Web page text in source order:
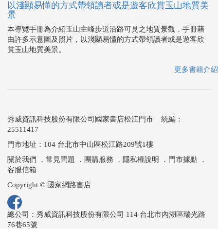
以淺顯易懂的方式帶領讀者或是遊客欣賞玉山地質美
景
本導覽手冊為介紹玉山主峰步道沿路可見之地質景觀，手冊藉
由許多示意圖及照片，以淺顯易懂的方式帶領讀者或是遊客欣
賞玉山地質美景。
更多書籍介紹
秀威資訊科技股份有限公司國家書店松江門市 統編：
25511417
門市地址：104 台北市中山區松江路209號1樓
關於我們
． 常見問題 ． 團購服務 ． 隱私權說明 ． 門市據點 ．
客服信箱
Copyright © 國家網路書店
總公司：秀威資訊科技股份有限公司 114 台北市內湖區瑞光路
76巷65號